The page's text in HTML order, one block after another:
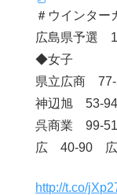
＃ウインター
広島県予選
◆女子
県立広商
神辺旭 53-
呉商業 99-
広 40-90 広
http://t.co/